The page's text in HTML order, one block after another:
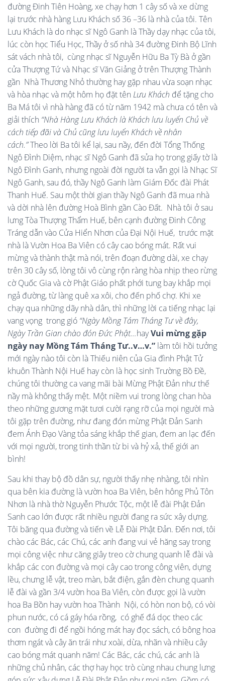
đường Đinh Tiên Hoàng, xe chạy hơn 1 cây số và xe dừng
lại trước nhà hàng Lưu Khách số 36 –36 là nhà của tôi. Tên
Lưu Khách là do nhạc sĩ Ngô Ganh là Thầy dạy nhạc của tôi,
lúc còn học Tiểu Học, Thầy ở số nhà 34 đường Đinh Bộ Lĩnh
sát vách nhà tôi, cùng nhạc sĩ Nguyễn Hữu Ba Tỳ Bà ở gần
cửa Thượng Tứ và Nhạc sĩ Văn Giảng ở trên Thượng Thành
gần Nhà Thương Nhỏ thường hay gặp nhau vừa soạn nhạc
và hòa nhạc và một hôm họ đặt tên Lưu Khách để tặng cho
Ba Má tôi vì nhà hàng đã có từ năm 1942 mà chưa có tên và
giải thích “Nhà Hàng Lưu Khách là Khách lưu luyến Chủ về
cách tiếp đãi và Chủ cũng lưu luyến Khách về nhân
cách.”Theo lời Ba tôi kể lại, sau nầy, đến đời Tổng Thống
Ngô Đình Diệm, nhạc sĩ Ngô Ganh đã sửa họ trong giấy tờ là
Ngô Đình Ganh, nhưng ngoài đời người ta vẫn gọi là Nhạc Sĩ
Ngô Ganh, sau đó, thầy Ngô Ganh làm Giám Đốc đài Phát
Thanh Huế. Sau một thời gian thầy Ngô Ganh đã mua nhà
và dời nhà lên đường Hoà Bình gần Cào Đất. Nhà tôi ở sau
lưng Tòa Thượng Thẩm Huế, bên cạnh đường Đinh Công
Tráng dẫn vào Cửa Hiển Nhơn của Đại Nội Huế, trước mặt
nhà là Vườn Hoa Ba Viên có cây cao bóng mát. Rất vui
mừng và thành thật mà nói, trên đoạn đường dài, xe chạy
trên 30 cây số, lòng tôi vô cùng rộn ràng hòa nhịp theo rừng
cờ Quốc Gia và cờ Phật Giáo phất phới tung bay khắp mọi
ngả đường, từ làng quê xa xôi, cho đến phố chợ. Khi xe
chạy qua những dãy nhà dân, thì những lời ca tiếng nhạc lại
vang vọng trong gió “Ngày Mồng Tám Tháng Tư về đây,
Ngày Trần Gian chào đón Đức Phật…hayVui mừng gặp
ngày nay Mồng Tám Tháng Tư..v…v.” làm tôi hồi tưởng
mới ngày nào tôi còn là Thiếu niên của Gia đình Phật Tử
khuôn Thành Nội Huế hay còn là học sinh Trường Bồ Đề,
chúng tôi thường ca vang mãi bài Mừng Phật Đản như thế
nầy mà không thấy mệt. Một niềm vui trong lòng chan hòa
theo những gương mặt tươi cười rạng rỡ của mọi người mà
tôi gặp trên đường, như đang đón mừng Phật Đản Sanh
đem Ánh Đạo Vàng tỏa sáng khắp thế gian, đem an lạc đến
với mọi người, trong tinh thần từ bi và hỷ xả, thế giới an
bình!
Sau khi thay bộ đồ dân sự, người thấy nhẹ nhàng, tôi nhìn
qua bên kia đường là vườn hoa Ba Viên, bên hông Phủ Tôn
Nhơn là nhà thờ Nguyễn Phước Tộc, một lễ đài Phật Đản
Sanh cao lớn được rất nhiều người đang ra sức xây dựng.
Tôi băng qua đường và tiến về Lễ Đài Phật Đản. Đến nơi, tôi
chào các Bác, các Chú, các anh đang vui vẻ hăng say trong
mọi công việc như căng giây treo cờ chung quanh lễ đài và
khắp các con đường và mọi cây cao trong công viên, dựng
lều, chưng lễ vật, treo màn, bắt điện, gắn đèn chung quanh
lễ đài và gần 3/4 vườn hoa Ba Viên, còn được gọi là vườn
hoa Ba Bồn hay vườn hoa Thành Nội, có hòn non bộ, có vòi
phun nước, có cá gáy hóa rồng, có ghế đá dọc theo các
con đường đi để ngồi hóng mát hay đọc sách, có bông hoa
thơm ngát và cây ăn trái như xoài, dừa, nhãn và nhiều cây
cao bóng mát quanh năm! Các Bác, các chú, các anh là
những chủ nhân, các thợ hay học trò cùng nhau chung lưng